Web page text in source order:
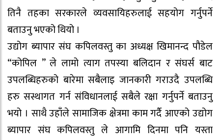
तिनै तहका सरकारले व्यवसायिहरुलाई सहयोग गर्नुपर्ने
बताउनु भएको थियो ।
उद्योग ब्यापार संघ कपिलवस्तु का अध्यक्ष खिमानन्द पौडेल
“कोपिल ” ले लामो त्याग तपस्या बलिदान र संघर्स बाट
उपलब्धिहरुको बारेमा सबैलाइ जानकारी गराउदै उपलब्धि
हरु सस्थागत गर्न संविधानलाई सबैले रक्षा गर्नुपर्ने बताउनु
भयो । साथै उहाँले सामाजिक क्षेत्रमा काम गर्दै आएको उद्योग
ब्यापार संघ कपिलवस्तु ले आगामि दिनमा पनि यस्ता